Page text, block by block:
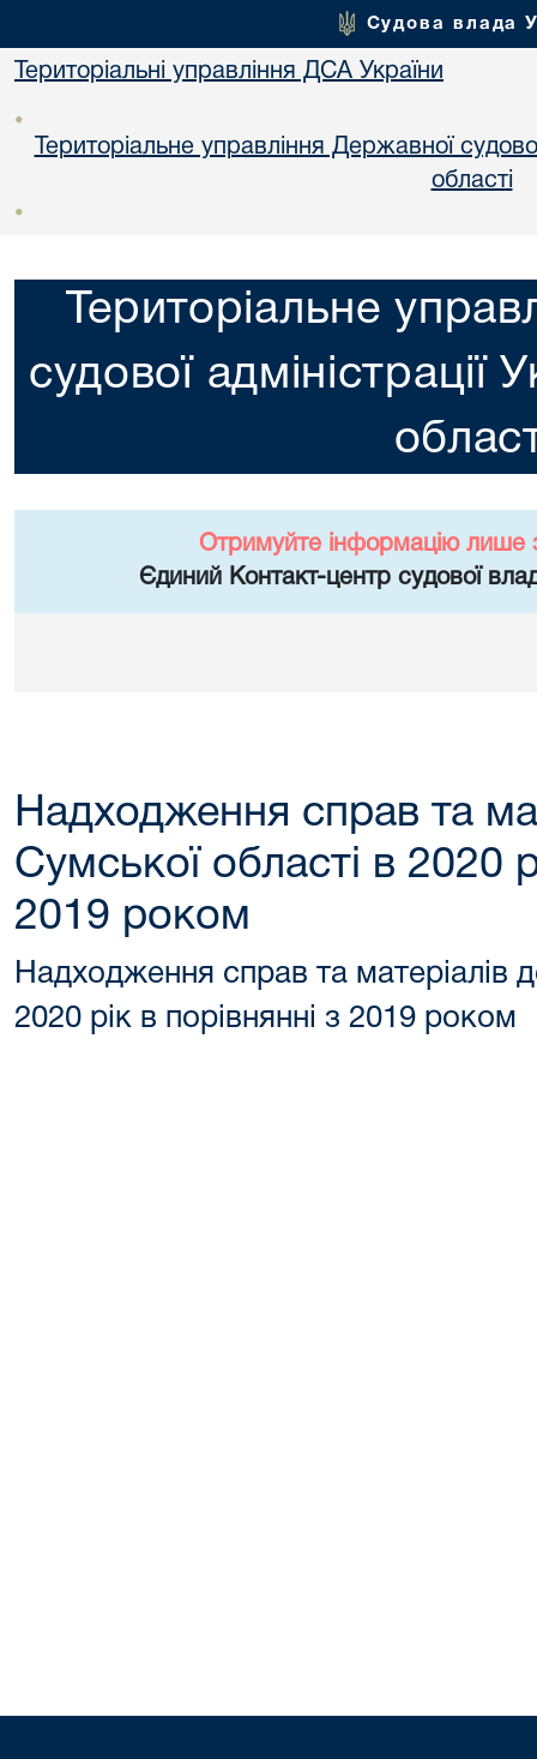
Судова влада
Територіальні управління ДСА України
•
Територіальне управління Державної
областi
•
Територіальне
судової адміністрації
Отримуйте інформацію лише
Єдиний Контакт-центр судової
Надходження справ та
Сумської області в 2020
2019 роком
Надходження справ та матеріалів
2020 рік в порівнянні з 2019 роком